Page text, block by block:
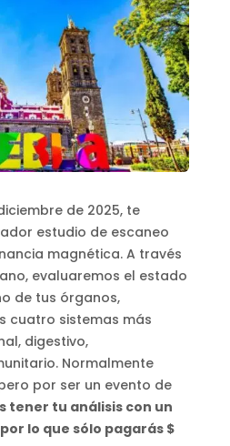
de 2025, te
estudio de escaneo
magnética. A través
evaluaremos el estado
de tus órganos,
cuatro sistemas más
digestivo,
Normalmente
por ser un evento de
tener tu análisis con un
por lo que sólo pagarás $